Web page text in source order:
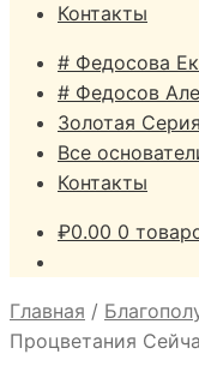
Контакты
# Федосова
# Федосов
Золотая Серия
Все
Контакты
₽0.00 0
Главная /
Процветания